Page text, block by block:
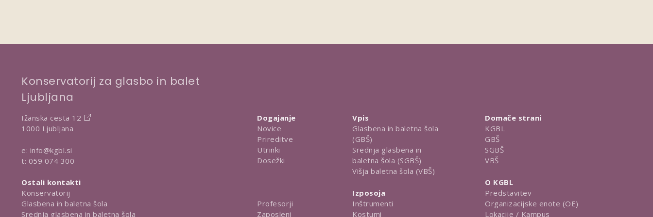
Konservatorij za glasbo in balet
Ljubljana
Ižanska cesta 12
1000 Ljubljana
e: info@kgbl.si
t: 059 074 300
Ostali kontakti
Konservatorij
Glasbena in baletna šola
Srednja glasbena in baletna šola
Dogajanje
Novice
Prireditve
Utrinki
Dosežki
Profesorji
Zaposleni
Vpis
Glasbena in baletna šola
(GBŠ)
Srednja glasbena in
baletna šola (SGBŠ)
Višja baletna šola (VBŠ)
Izposoja
Inštrumenti
Kostumi
Domače strani
KGBL
GBŠ
SGBŠ
VBŠ
O KGBL
Predstavitev
Organizacijske enote (OE)
Lokacije / Kampus